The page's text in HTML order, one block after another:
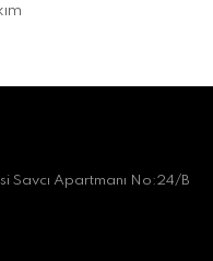
Savcı Apartmanı No:24/B